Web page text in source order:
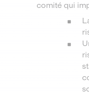
comité qui